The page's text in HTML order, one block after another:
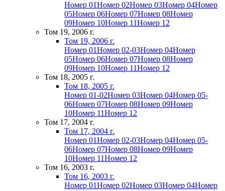
Номер 01Номер 02Номер 03Номер 04Номер
05Номер 06Номер 07Номер 08Номер
09Номер 10Номер 11Номер 12
Том 19, 2006 г.
Том 19, 2006 г.
Номер 01Номер 02-03Номер 04Номер
05Номер 06Номер 07Номер 08Номер
09Номер 10Номер 11Номер 12
Том 18, 2005 г.
Том 18, 2005 г.
Номер 01-02Номер 03Номер 04Номер 05-
06Номер 07Номер 08Номер 09Номер
10Номер 11Номер 12
Том 17, 2004 г.
Том 17, 2004 г.
Номер 01Номер 02-03Номер 04Номер 05-
06Номер 07Номер 08Номер 09Номер
10Номер 11Номер 12
Том 16, 2003 г.
Том 16, 2003 г.
Номер 01Номер 02Номер 03Номер 04Номер